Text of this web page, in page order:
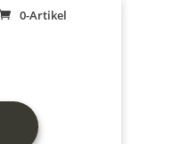
0-Artikel